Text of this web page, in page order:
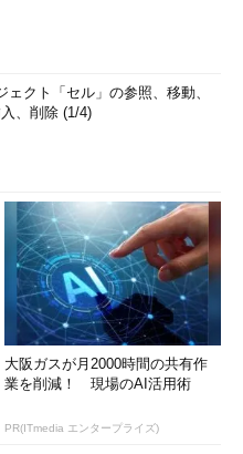
ェクト「セル」の参照、移動、
、削除 (1/4)
大阪ガスが月2000時間の共有作
業を削減！ 現場のAI活用術
PR(ITmedia エンタープライズ)